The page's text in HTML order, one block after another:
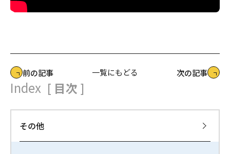
前の記事 一覧にもどる 次の記事
Index [ 目次 ]
その他